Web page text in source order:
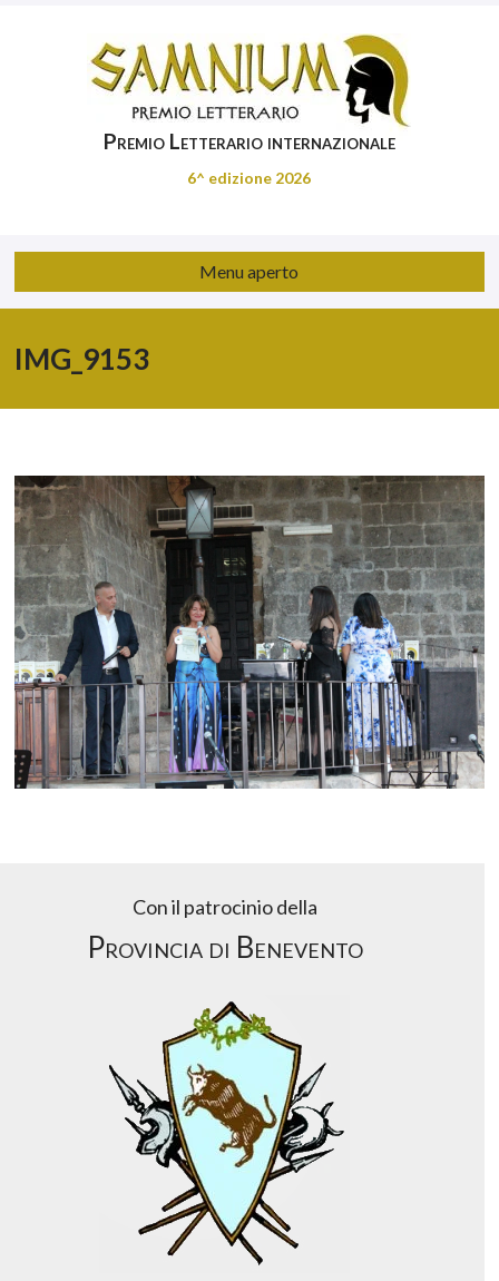
Premio Letterario internazionale
6^ edizione 2026
Menu aperto
IMG_9153
Con il patrocinio della
Provincia di Benevento